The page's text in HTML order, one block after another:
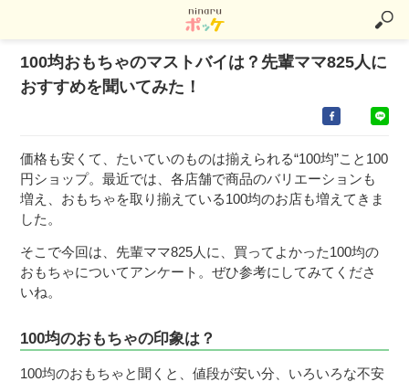
100均おもちゃのマストバイは？先輩ママ825人に
おすすめを聞いてみた！
価格も安くて、たいていのものは揃えられる“100均”こと100
円ショップ。最近では、各店舗で商品のバリエーションも
増え、おもちゃを取り揃えている100均のお店も増えてきま
した。
そこで今回は、先輩ママ825人に、買ってよかった100均の
おもちゃについてアンケート。ぜひ参考にしてみてくださ
いね。
100均のおもちゃの印象は？
100均のおもちゃと聞くと、値段が安い分、いろいろな不安